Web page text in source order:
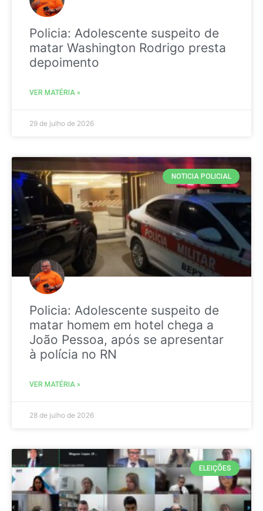
Policia: Adolescente suspeito de
matar Washington Rodrigo presta
depoimento
VER MATÉRIA »
29 de julho de 2026
NOTICIA POLICIAL
Policia: Adolescente suspeito de
matar homem em hotel chega a
João Pessoa, após se apresentar
à polícia no RN
VER MATÉRIA »
28 de julho de 2026
ELEIÇÕES